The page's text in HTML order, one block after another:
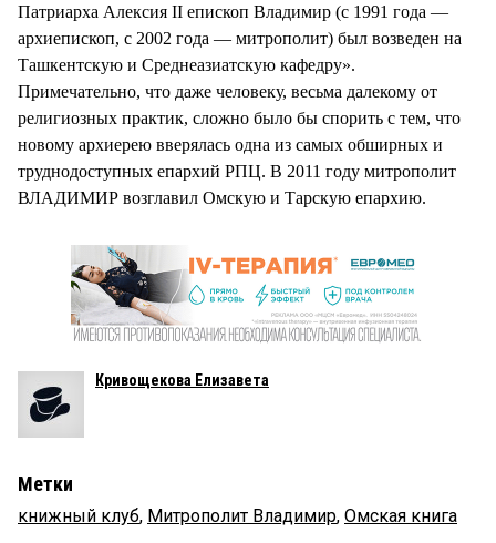
Патриарха Алексия II епископ Владимир (с 1991 года —
архиепископ, с 2002 года — митрополит) был возведен на
Ташкентскую и Среднеазиатскую кафедру».
Примечательно, что даже человеку, весьма далекому от
религиозных практик, сложно было бы спорить с тем, что
новому архиерею вверялась одна из самых обширных и
труднодоступных епархий РПЦ. В 2011 году митрополит
ВЛАДИМИР возглавил Омскую и Тарскую епархию.
Кривощекова Елизавета
Метки
книжный клуб, Митрополит Владимир, Омская книга